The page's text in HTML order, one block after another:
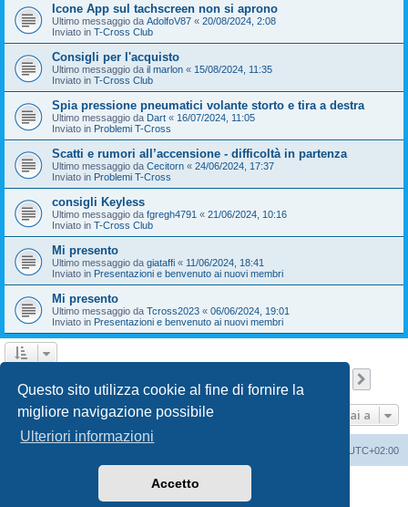
Questo sito utilizza cookie al fine di fornire la
migliore navigazione possibile
Ulteriori informazioni
Accetto
Icone App sul tachscreen non si aprono
Ultimo messaggio da AdolfoV87 « 20/08/2024, 2:08
Inviato in T-Cross Club
Consigli per l'acquisto
Ultimo messaggio da il marlon « 15/08/2024, 11:35
Inviato in T-Cross Club
Spia pressione pneumatici volante storto e tira a destra
Ultimo messaggio da Dart « 16/07/2024, 11:05
Inviato in Problemi T-Cross
Scatti e rumori all’accensione - difficoltà in partenza
Ultimo messaggio da Cecitorn « 24/06/2024, 17:37
Inviato in Problemi T-Cross
consigli Keyless
Ultimo messaggio da fgregh4791 « 21/06/2024, 10:16
Inviato in T-Cross Club
Mi presento
Ultimo messaggio da giataffi « 11/06/2024, 18:41
Inviato in Presentazioni e benvenuto ai nuovi membri
Mi presento
Ultimo messaggio da Tcross2023 « 06/06/2024, 19:01
Inviato in Presentazioni e benvenuto ai nuovi membri
Vai a
UTC+02:00
phpBB® Forum Software © phpBB Limited
phpBB-Italia.it